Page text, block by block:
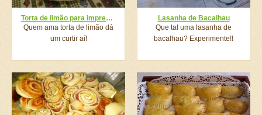
Torta de limão para impressionar
Quem ama torta de limão dá
um curtir aí!
Lasanha de Bacalhau
Que tal uma lasanha de
bacalhau? Experimente!!